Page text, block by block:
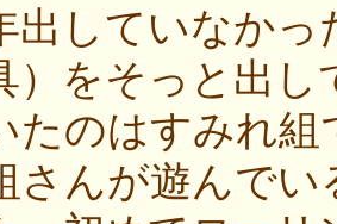
出していなか
）をそっと出
たのはすみれ組
さんが遊んで